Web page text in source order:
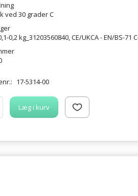
ved 30 grader C
0,2 kg_31203560840, CE/UKCA - EN/BS-71
17-5314-00
Læg i kurv